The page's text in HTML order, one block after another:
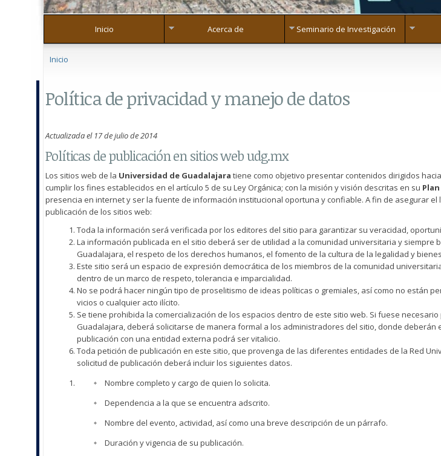
Inicio Acerca de Seminario de Investigación
Inicio
Política de privacidad y manejo de datos
Actualizada el 17 de julio de 2014
Políticas de publicación en sitios web udg.mx
Los sitios web de la Universidad de Guadalajara tiene como objetivo presentar contenidos dirigidos
cumplir los fines establecidos en el artículo 5 de su Ley Orgánica; con la misión y visión descritas en su
presencia en internet y ser la fuente de información institucional oportuna y confiable. A fin de asegurar
publicación de los sitios web:
Toda la información será verificada por los editores del sitio para garantizar su veracidad,
La información publicada en el sitio deberá ser de utilidad a la comunidad universitaria y
Guadalajara, el respeto de los derechos humanos, el fomento de la cultura de la legalidad y
Este sitio será un espacio de expresión democrática de los miembros de la comunidad
dentro de un marco de respeto, tolerancia e imparcialidad.
No se podrá hacer ningún tipo de proselitismo de ideas políticas o gremiales, así como no están
vicios o cualquier acto ilícito.
Se tiene prohibida la comercialización de los espacios dentro de este sitio web. Si fuese
Guadalajara, deberá solicitarse de manera formal a los administradores del sitio, donde
publicación con una entidad externa podrá ser vitalicio.
Toda petición de publicación en este sitio, que provenga de las diferentes entidades de la Red
solicitud de publicación deberá incluir los siguientes datos.
Nombre completo y cargo de quien lo solicita.
Dependencia a la que se encuentra adscrito.
Nombre del evento, actividad, así como una breve descripción de un párrafo.
Duración y vigencia de su publicación.